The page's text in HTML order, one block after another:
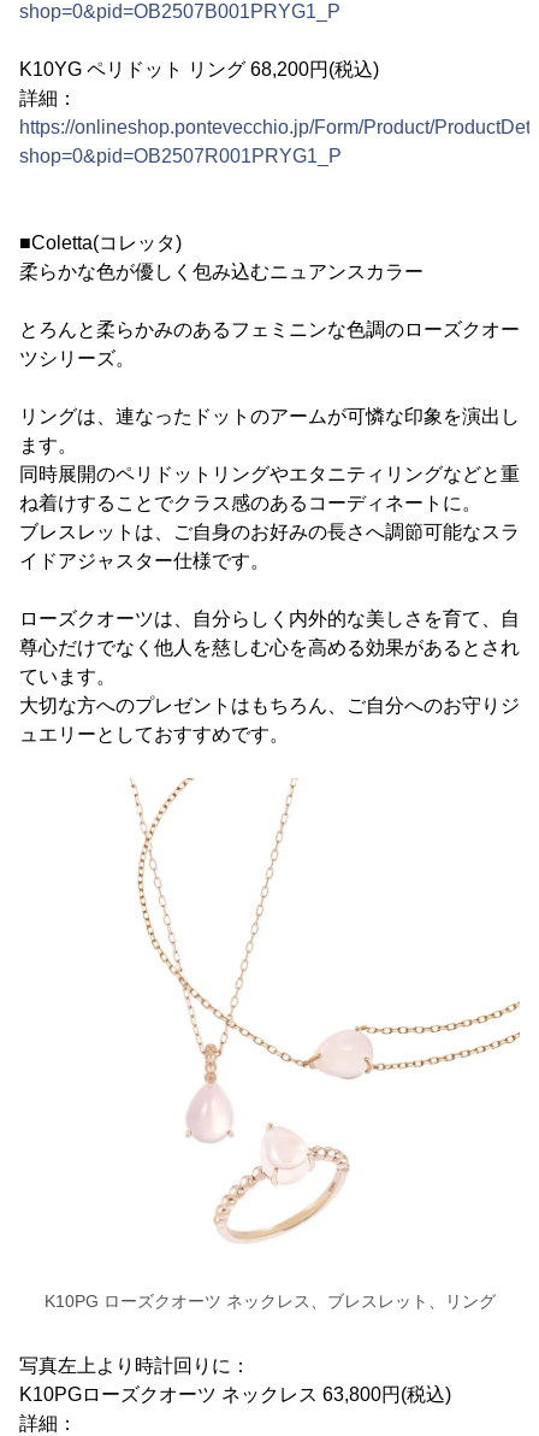
shop=0&pid=OB2507B001PRYG1_P
K10YG ペリドット リング 68,200円(税込)
詳細：
https://onlineshop.pontevecchio.jp/Form/Product/
shop=0&pid=OB2507R001PRYG1_P
■Coletta(コレッタ)
柔らかな色が優しく包み込むニュアンスカラー
とろんと柔らかみのあるフェミニンな色調のローズクオー
ツシリーズ。
リングは、連なったドットのアームが可憐な印象を演出し
ます。
同時展開のペリドットリングやエタニティリングなどと重
ね着けすることでクラス感のあるコーディネートに。
ブレスレットは、ご自身のお好みの長さへ調節可能なスラ
イドアジャスター仕様です。
ローズクオーツは、自分らしく内外的な美しさを育て、自
尊心だけでなく他人を慈しむ心を高める効果があるとされ
ています。
大切な方へのプレゼントはもちろん、ご自分へのお守りジ
ュエリーとしておすすめです。
K10PG ローズクオーツ ネックレス、ブレスレット、リング
写真左上より時計回りに：
K10PGローズクオーツ ネックレス 63,800円(税込)
詳細：